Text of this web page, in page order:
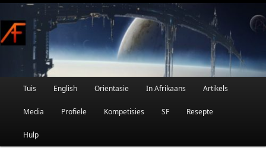
Skip
to
primary
content
Afrikaanse Wetenskapfiksie en Fantasie
Main
Tuis English Oriëntasie In Afrikaans Artikels
Media Profiele Kompetisies SF Resepte
Hulp